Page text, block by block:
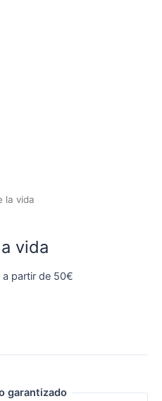
la vida
vida
partir de 50€
garantizado